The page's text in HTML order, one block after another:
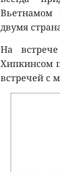
Вьетнамом
двумя
На
Хипкинсом
встречей с